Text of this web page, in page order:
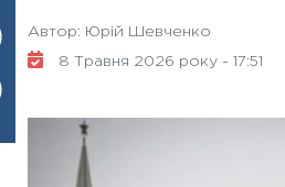
Автор: Юрій Шевченко
8 Травня 2026 року - 17:51